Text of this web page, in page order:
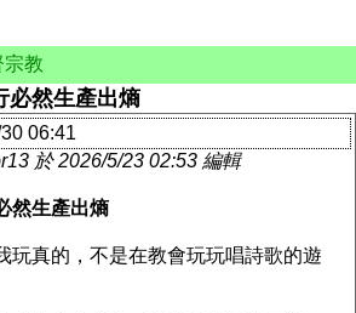
宗教
必然生產出熵
06:41
於 2026/5/23 02:53 編輯
然生產出熵
玩真的，不是在教會玩玩唱詩歌的遊